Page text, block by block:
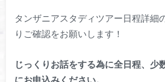
タンザニアスタディツアー日程詳細
りご確認をお願いします！
じっくりお話をする為に全日程、少
にお申込みください。